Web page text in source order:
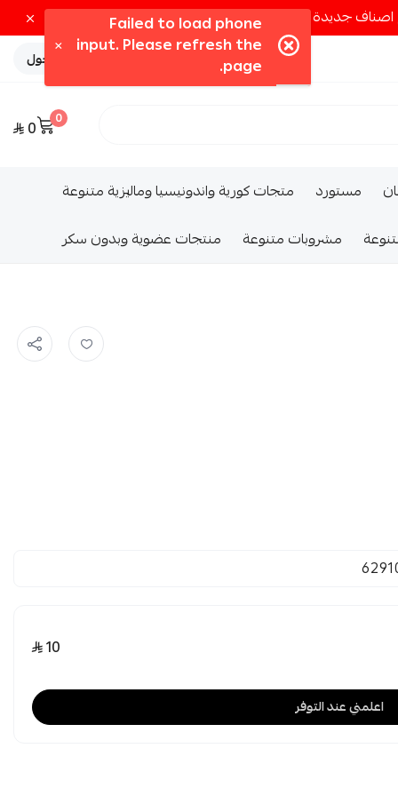
تسجيل الدخول
0
0
مستورد
متجات كورية واندونيسيا وماليزية متنوعة
مشروبات متنوعة منتجات عضوية وبدون سكر
10
اعلمني عند التوفر